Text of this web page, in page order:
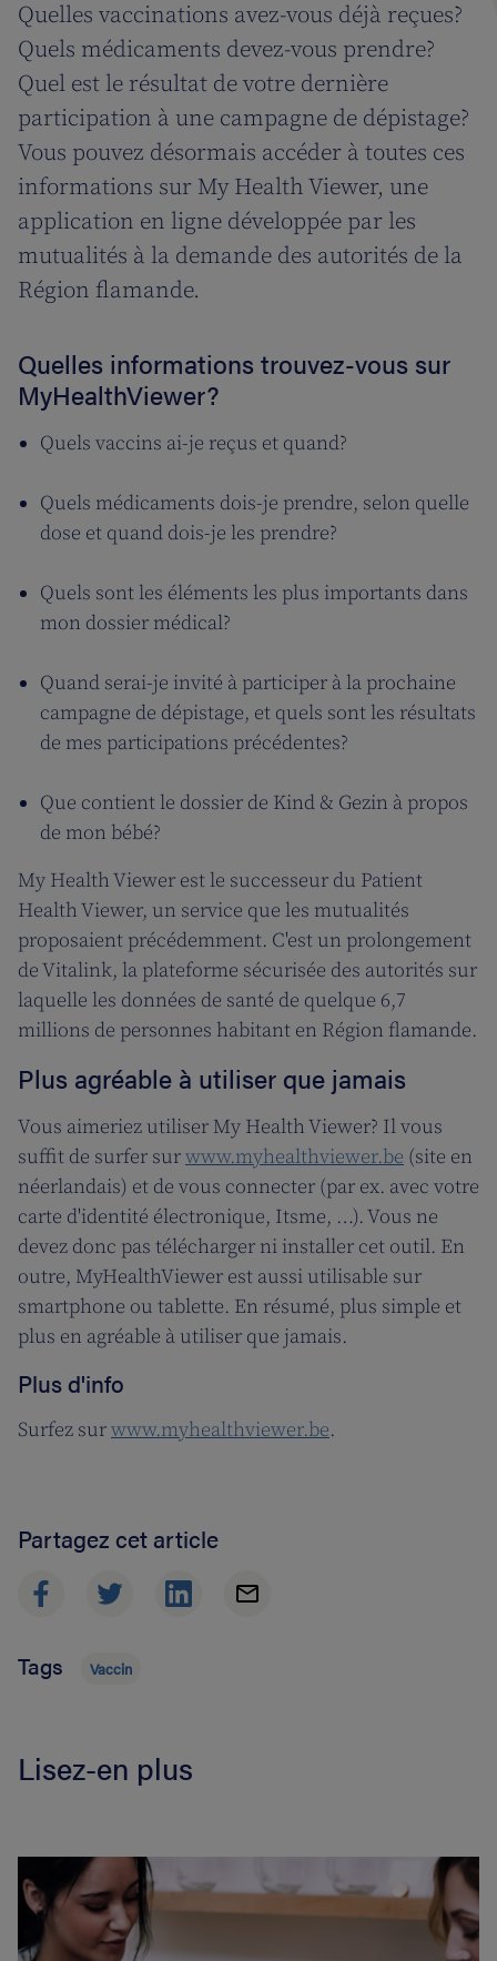
Quelles vaccinations avez-vous déjà reçues?
Quels médicaments devez-vous prendre?
Quel est le résultat de votre dernière
participation à une campagne de dépistage?
Vous pouvez désormais accéder à toutes ces
informations sur My Health Viewer, une
application en ligne développée par les
mutualités à la demande des autorités de la
Région flamande.
Quelles informations trouvez-vous sur
MyHealthViewer?
Quels vaccins ai-je reçus et quand?
Quels médicaments dois-je prendre, selon quelle
dose et quand dois-je les prendre?
Quels sont les éléments les plus importants dans
mon dossier médical?
Quand serai-je invité à participer à la prochaine
campagne de dépistage, et quels sont les résultats
de mes participations précédentes?
Que contient le dossier de Kind & Gezin à propos
de mon bébé?
My Health Viewer est le successeur du Patient
Health Viewer, un service que les mutualités
proposaient précédemment. C'est un prolongement
de Vitalink, la plateforme sécurisée des autorités sur
laquelle les données de santé de quelque 6,7
millions de personnes habitant en Région flamande.
Plus agréable à utiliser que jamais
Vous aimeriez utiliser My Health Viewer? Il vous
suffit de surfer surwww.myhealthviewer.be (site en
néerlandais) et de vous connecter (par ex. avec votre
carte d'identité électronique, Itsme, …). Vous ne
devez donc pas télécharger ni installer cet outil. En
outre, MyHealthViewer est aussi utilisable sur
smartphone ou tablette. En résumé, plus simple et
plus en agréable à utiliser que jamais.
Plus d'info
Surfez surwww.myhealthviewer.be.
Partagez cet article
Tags Vaccin
Lisez-en plus